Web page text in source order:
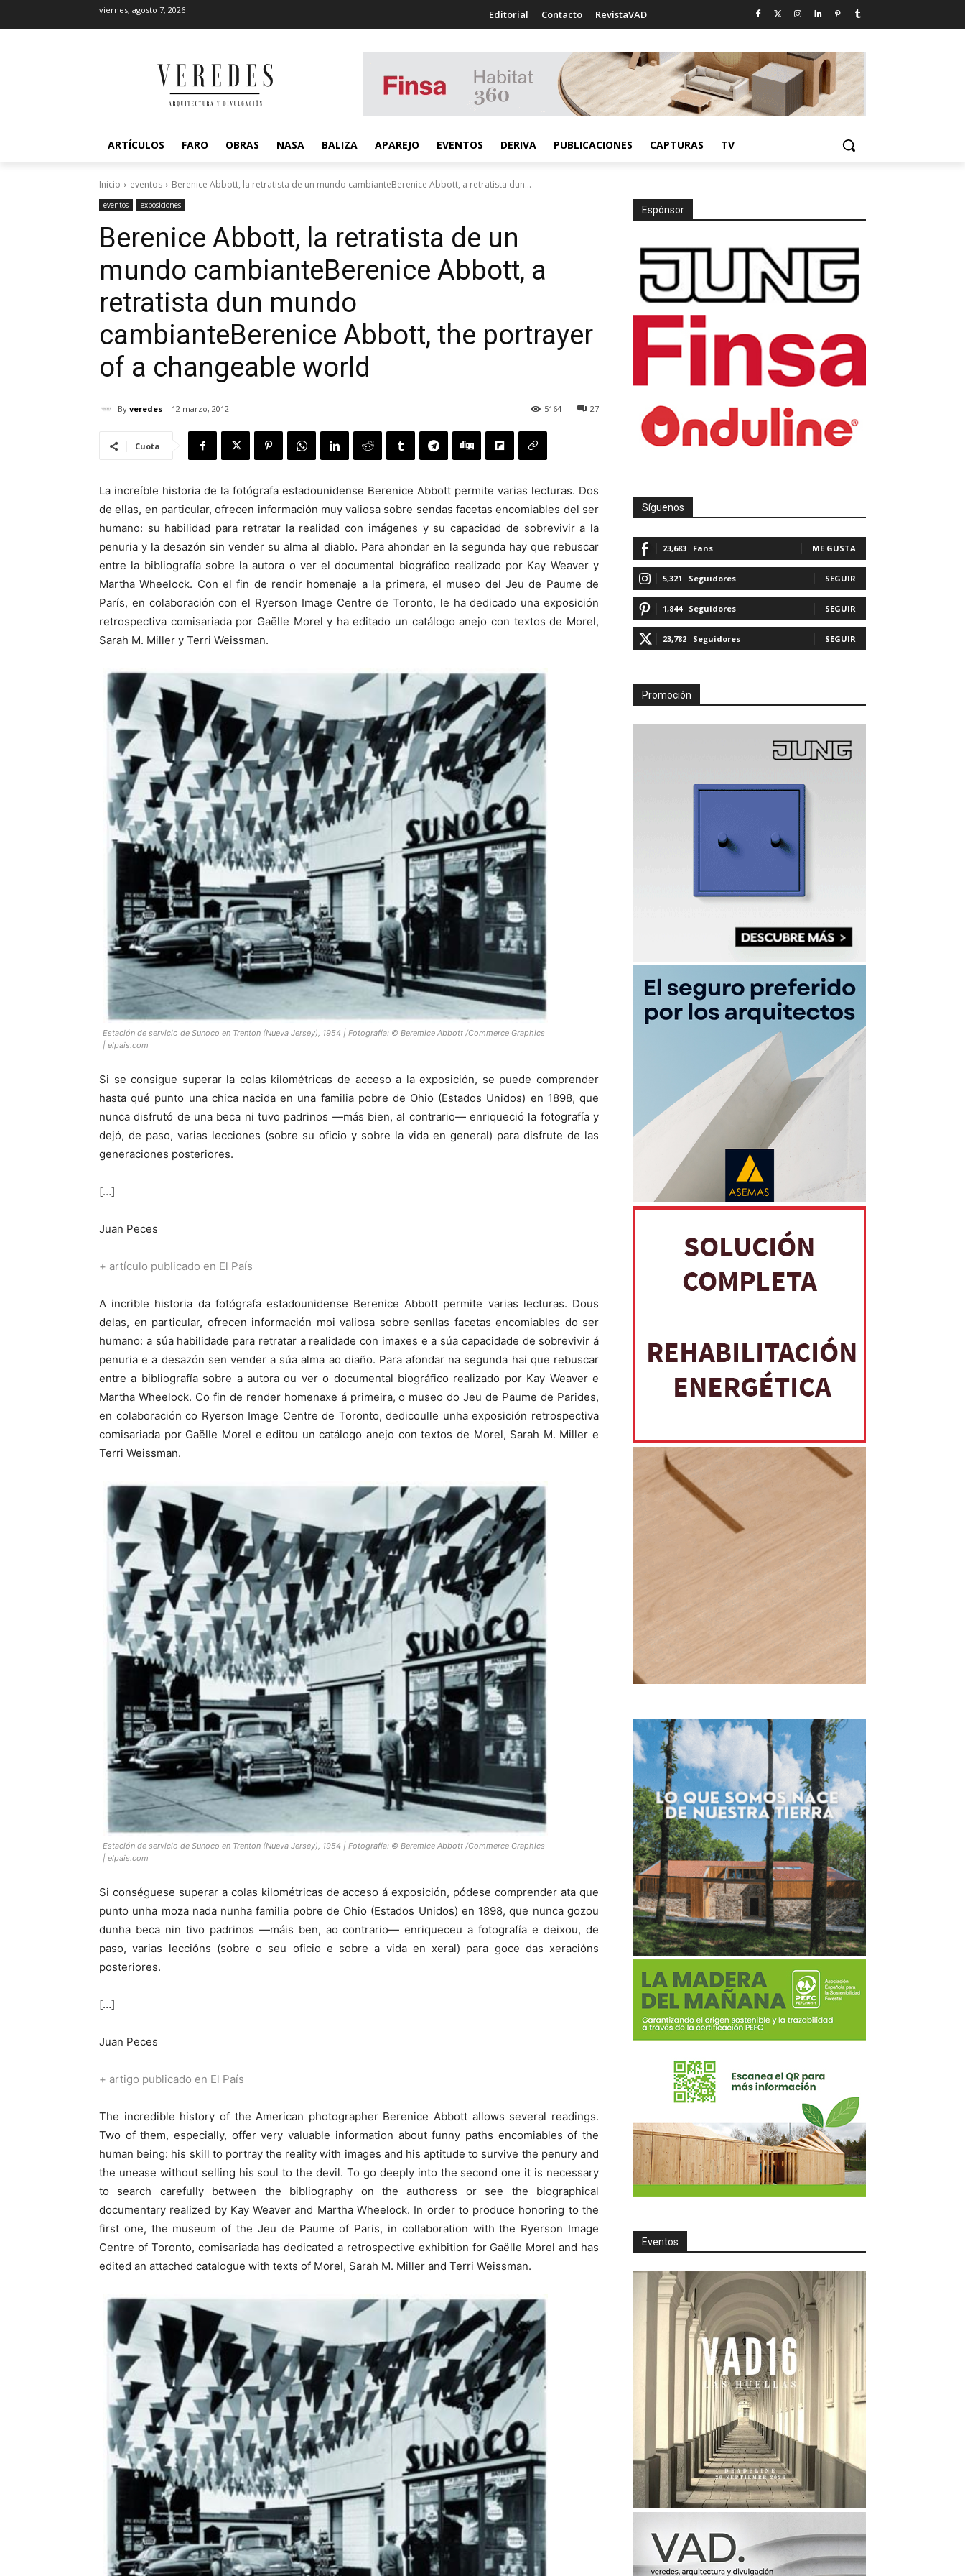
viernes, agosto 7, 2026 Editorial Contacto RevistaVAD
ARTÍCULOS FARO OBRAS NASA BALIZA APAREJO EVENTOS DERIVA PUBLICACIONES CAPTURAS TV
Inicio eventos Berenice Abbott, la retratista de un mundo cambianteBerenice Abbott, a retratista dun...
eventos exposiciones
Berenice Abbott, la retratista de un
mundo cambianteBerenice Abbott, a
retratista dun mundo
cambianteBerenice Abbott, the portrayer
of a changeable world
By veredes 12 marzo, 2012 27
5164
Cuota
La increíble historia de la fotógrafa estadounidense Berenice Abbott permite varias lecturas. Dos
de ellas, en particular, ofrecen información muy valiosa sobre sendas facetas encomiables del ser
humano: su habilidad para retratar la realidad con imágenes y su capacidad de sobrevivir a la
penuria y la desazón sin vender su alma al diablo. Para ahondar en la segunda hay que rebuscar
entre la bibliografía sobre la autora o ver el documental biográfico realizado por Kay Weaver y
Martha Wheelock. Con el fin de rendir homenaje a la primera, el museo del Jeu de Paume de
París, en colaboración con el Ryerson Image Centre de Toronto, le ha dedicado una exposición
retrospectiva comisariada por Gaëlle Morel y ha editado un catálogo anejo con textos de Morel,
Sarah M. Miller y Terri Weissman.
Estación de servicio de Sunoco en Trenton (Nueva Jersey), 1954 | Fotografía: © Beremice Abbott /Commerce Graphics
| elpais.com
Si se consigue superar la colas kilométricas de acceso a la exposición, se puede comprender
hasta qué punto una chica nacida en una familia pobre de Ohio (Estados Unidos) en 1898, que
nunca disfrutó de una beca ni tuvo padrinos —más bien, al contrario— enriqueció la fotografía y
dejó, de paso, varias lecciones (sobre su oficio y sobre la vida en general) para disfrute de las
generaciones posteriores.
[…]
Juan Peces
+ artículo publicado en El País
A incrible historia da fotógrafa estadounidense Berenice Abbott permite varias lecturas. Dous
delas, en particular, ofrecen información moi valiosa sobre senllas facetas encomiables do ser
humano: a súa habilidade para retratar a realidade con imaxes e a súa capacidade de sobrevivir á
penuria e a desazón sen vender a súa alma ao diaño. Para afondar na segunda hai que rebuscar
entre a bibliografía sobre a autora ou ver o documental biográfico realizado por Kay Weaver e
Martha Wheelock. Co fin de render homenaxe á primeira, o museo do Jeu de Paume de Parides,
en colaboración co Ryerson Image Centre de Toronto, dedicoulle unha exposición retrospectiva
comisariada por Gaëlle Morel e editou un catálogo anejo con textos de Morel, Sarah M. Miller e
Terri Weissman.
Estación de servicio de Sunoco en Trenton (Nueva Jersey), 1954 | Fotografía: © Beremice Abbott /Commerce Graphics
| elpais.com
Si conséguese superar a colas kilométricas de acceso á exposición, pódese comprender ata que
punto unha moza nada nunha familia pobre de Ohio (Estados Unidos) en 1898, que nunca gozou
dunha beca nin tivo padrinos —máis ben, ao contrario— enriqueceu a fotografía e deixou, de
paso, varias leccións (sobre o seu oficio e sobre a vida en xeral) para goce das xeracións
posteriores.
[…]
Juan Peces
+ artigo publicado en El País
The incredible history of the American photographer Berenice Abbott allows several readings.
Two of them, especially, offer very valuable information about funny paths encomiables of the
human being: his skill to portray the reality with images and his aptitude to survive the penury and
the unease without selling his soul to the devil. To go deeply into the second one it is necessary
to search carefully between the bibliography on the authoress or see the biographical
documentary realized by Kay Weaver and Martha Wheelock. In order to produce honoring to the
first one, the museum of the Jeu de Paume of Paris, in collaboration with the Ryerson Image
Centre of Toronto, comisariada has dedicated a retrospective exhibition for Gaëlle Morel and has
edited an attached catalogue with texts of Morel, Sarah M. Miller and Terri Weissman.
Espónsor
Síguenos
23,683 Fans ME GUSTA
5,321 Seguidores SEGUIR
1,844 Seguidores SEGUIR
23,782 Seguidores SEGUIR
Promoción
Eventos